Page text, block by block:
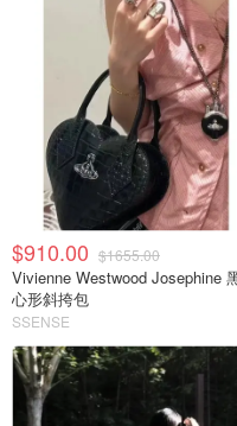
$910.00 $1655.00
Vivienne Westwood Josephine 黑色
心形斜挎包
SSENSE